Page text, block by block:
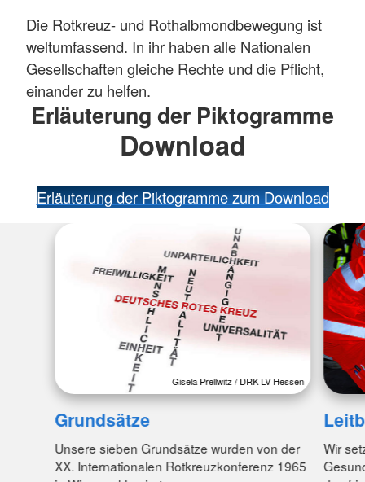
Die Rotkreuz- und Rothalbmondbewegung ist
weltumfassend. In ihr haben alle Nationalen
Gesellschaften gleiche Rechte und die Pflicht,
einander zu helfen.
Erläuterung der Piktogramme
Download
Erläuterung der Piktogramme zum Download
Gisela Prellwitz / DRK LV Hessen
Grundsätze
Unsere sieben Grundsätze wurden von der
XX. Internationalen Rotkreuzkonferenz 1965
Wir